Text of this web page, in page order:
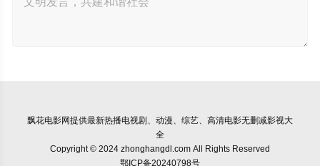
飘花电影网提供最新热播电视剧、动漫、综艺、高清电影无删减影视大
全
Copyright © 2024 zhonghangdl.com All Rights Reserved
鄂ICP备20240798号